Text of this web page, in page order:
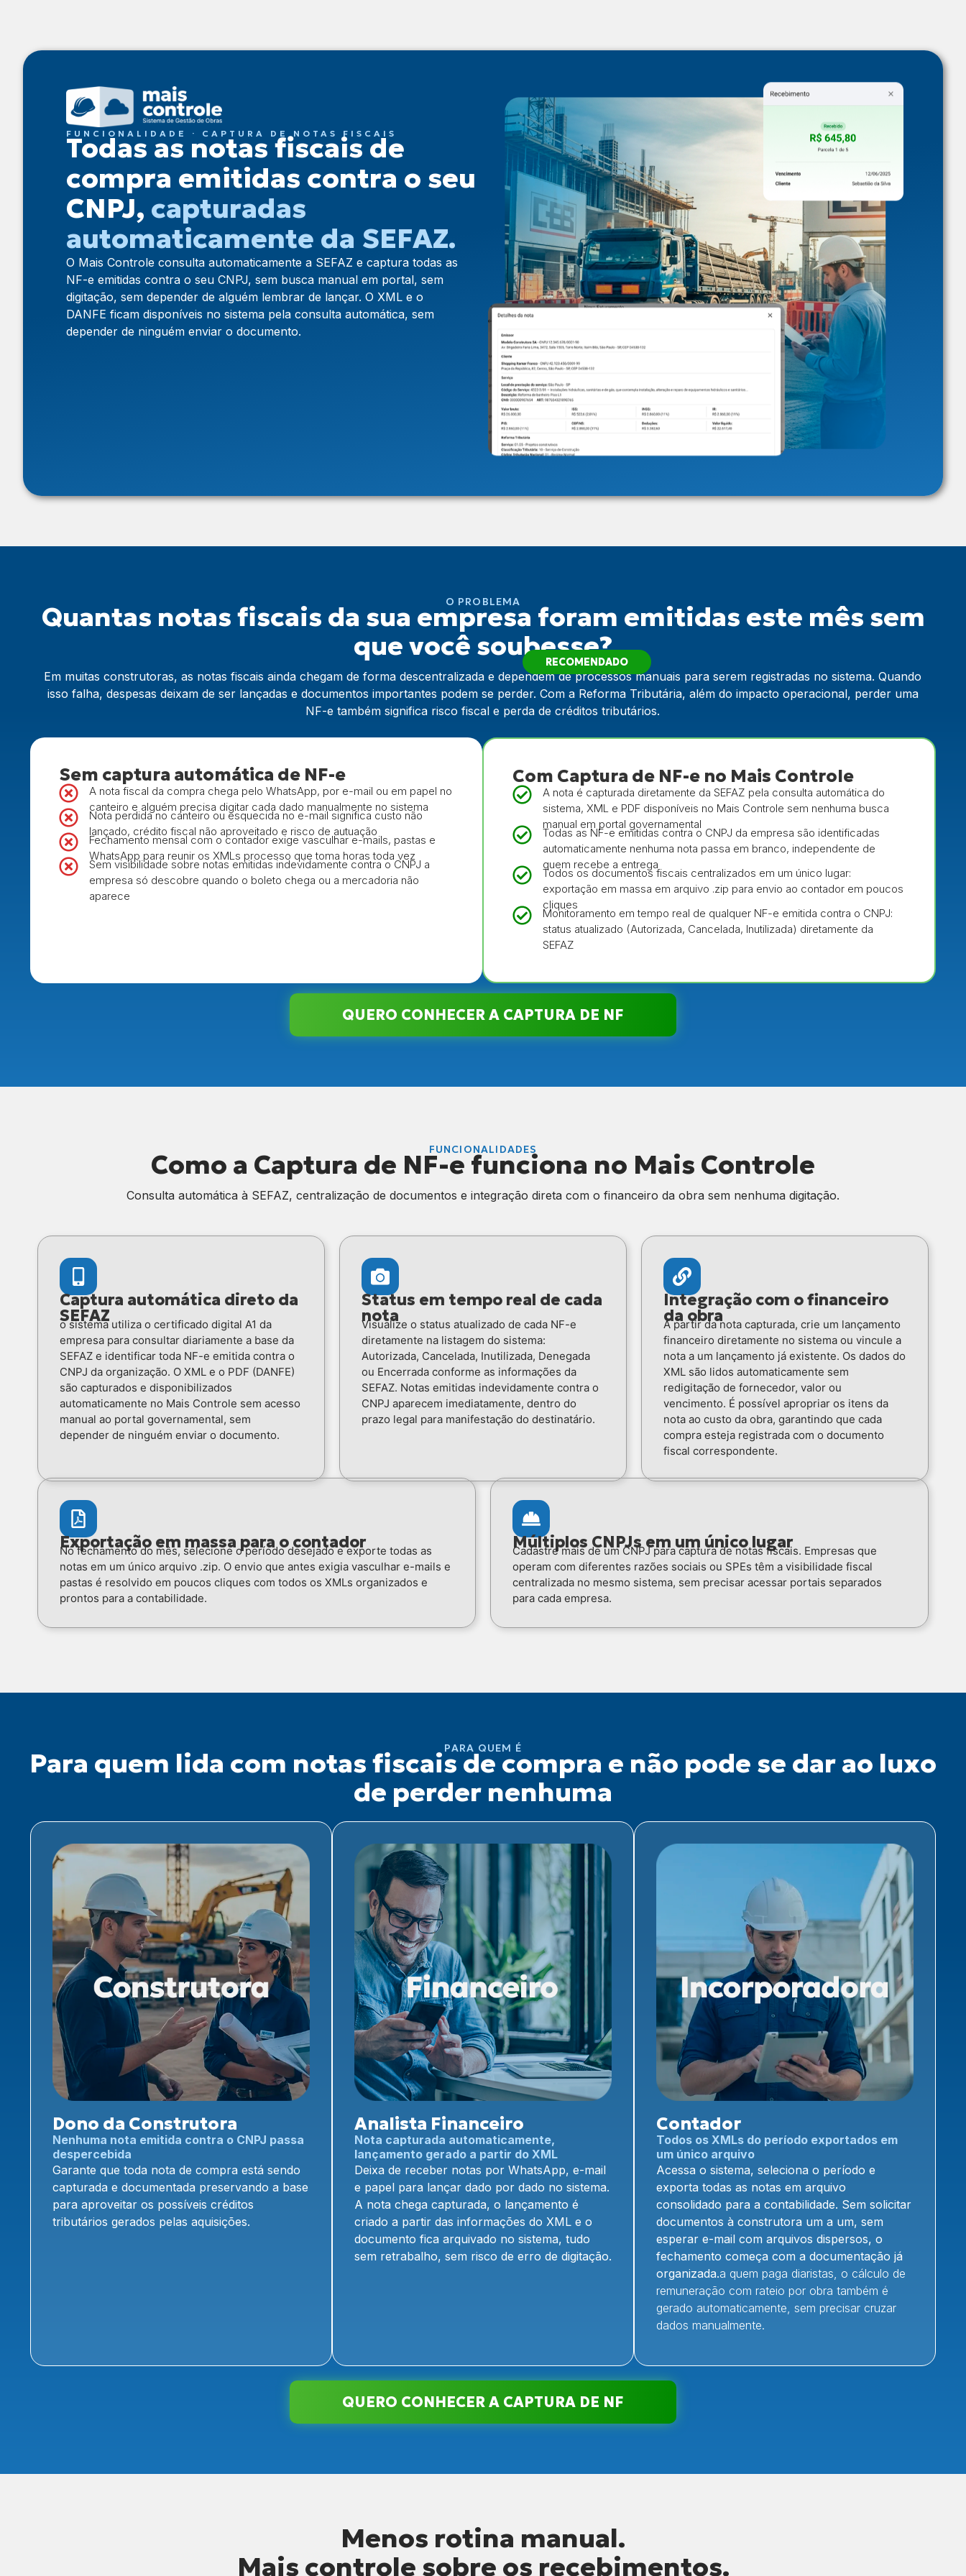
FUNCIONALIDADE · CAPTURA DE NOTAS FISCAIS
Todas as notas fiscais de
compra emitidas contra o seu
CNPJ, capturadas
automaticamente da SEFAZ.
O Mais Controle consulta automaticamente a SEFAZ e captura todas as
NF-e emitidas contra o seu CNPJ, sem busca manual em portal, sem
digitação, sem depender de alguém lembrar de lançar. O XML e o
DANFE ficam disponíveis no sistema pela consulta automática, sem
depender de ninguém enviar o documento.
O PROBLEMA
Quantas notas fiscais da sua empresa foram emitidas este mês sem
que você soubesse?
Em muitas construtoras, as notas fiscais ainda chegam de forma descentralizada e dependem de processos manuais para serem registradas no sistema. Quando
isso falha, despesas deixam de ser lançadas e documentos importantes podem se perder. Com a Reforma Tributária, além do impacto operacional, perder uma
NF-e também significa risco fiscal e perda de créditos tributários.
Sem captura automática de NF-e
A nota fiscal da compra chega pelo WhatsApp, por e-mail ou em papel no
canteiro e alguém precisa digitar cada dado manualmente no sistema
Nota perdida no canteiro ou esquecida no e-mail significa custo não
lançado, crédito fiscal não aproveitado e risco de autuação
Fechamento mensal com o contador exige vasculhar e-mails, pastas e
WhatsApp para reunir os XMLs processo que toma horas toda vez
Sem visibilidade sobre notas emitidas indevidamente contra o CNPJ a
empresa só descobre quando o boleto chega ou a mercadoria não
aparece
Com Captura de NF-e no Mais Controle
A nota é capturada diretamente da SEFAZ pela consulta automática do
sistema, XML e PDF disponíveis no Mais Controle sem nenhuma busca
manual em portal governamental
Todas as NF-e emitidas contra o CNPJ da empresa são identificadas
automaticamente nenhuma nota passa em branco, independente de
quem recebe a entrega
Todos os documentos fiscais centralizados em um único lugar:
exportação em massa em arquivo .zip para envio ao contador em poucos
cliques
Monitoramento em tempo real de qualquer NF-e emitida contra o CNPJ:
status atualizado (Autorizada, Cancelada, Inutilizada) diretamente da
SEFAZ
RECOMENDADO
QUERO CONHECER A CAPTURA DE NF
FUNCIONALIDADES
Como a Captura de NF-e funciona no Mais Controle
Consulta automática à SEFAZ, centralização de documentos e integração direta com o financeiro da obra sem nenhuma digitação.
Captura automática direto da
SEFAZ
o sistema utiliza o certificado digital A1 da
empresa para consultar diariamente a base da
SEFAZ e identificar toda NF-e emitida contra o
CNPJ da organização. O XML e o PDF (DANFE)
são capturados e disponibilizados
automaticamente no Mais Controle sem acesso
manual ao portal governamental, sem
depender de ninguém enviar o documento.
Status em tempo real de cada
nota
Visualize o status atualizado de cada NF-e
diretamente na listagem do sistema:
Autorizada, Cancelada, Inutilizada, Denegada
ou Encerrada conforme as informações da
SEFAZ. Notas emitidas indevidamente contra o
CNPJ aparecem imediatamente, dentro do
prazo legal para manifestação do destinatário.
Integração com o financeiro
da obra
A partir da nota capturada, crie um lançamento
financeiro diretamente no sistema ou vincule a
nota a um lançamento já existente. Os dados do
XML são lidos automaticamente sem
redigitação de fornecedor, valor ou
vencimento. É possível apropriar os itens da
nota ao custo da obra, garantindo que cada
compra esteja registrada com o documento
fiscal correspondente.
Exportação em massa para o contador
No fechamento do mês, selecione o período desejado e exporte todas as
notas em um único arquivo .zip. O envio que antes exigia vasculhar e-mails e
pastas é resolvido em poucos cliques com todos os XMLs organizados e
prontos para a contabilidade.
Múltiplos CNPJs em um único lugar
Cadastre mais de um CNPJ para captura de notas fiscais. Empresas que
operam com diferentes razões sociais ou SPEs têm a visibilidade fiscal
centralizada no mesmo sistema, sem precisar acessar portais separados
para cada empresa.
PARA QUEM É
Para quem lida com notas fiscais de compra e não pode se dar ao luxo
de perder nenhuma
Dono da Construtora
Nenhuma nota emitida contra o CNPJ passa
despercebida
Garante que toda nota de compra está sendo
capturada e documentada preservando a base
para aproveitar os possíveis créditos
tributários gerados pelas aquisições.
Analista Financeiro
Nota capturada automaticamente,
lançamento gerado a partir do XML
Deixa de receber notas por WhatsApp, e-mail
e papel para lançar dado por dado no sistema.
A nota chega capturada, o lançamento é
criado a partir das informações do XML e o
documento fica arquivado no sistema, tudo
sem retrabalho, sem risco de erro de digitação.
Contador
Todos os XMLs do período exportados em
um único arquivo
Acessa o sistema, seleciona o período e
exporta todas as notas em arquivo
consolidado para a contabilidade. Sem solicitar
documentos à construtora um a um, sem
esperar e-mail com arquivos dispersos, o
fechamento começa com a documentação já
organizada.a quem paga diaristas, o cálculo de
remuneração com rateio por obra também é
gerado automaticamente, sem precisar cruzar
dados manualmente.
QUERO CONHECER A CAPTURA DE NF
Menos rotina manual.
Mais controle sobre os recebimentos.